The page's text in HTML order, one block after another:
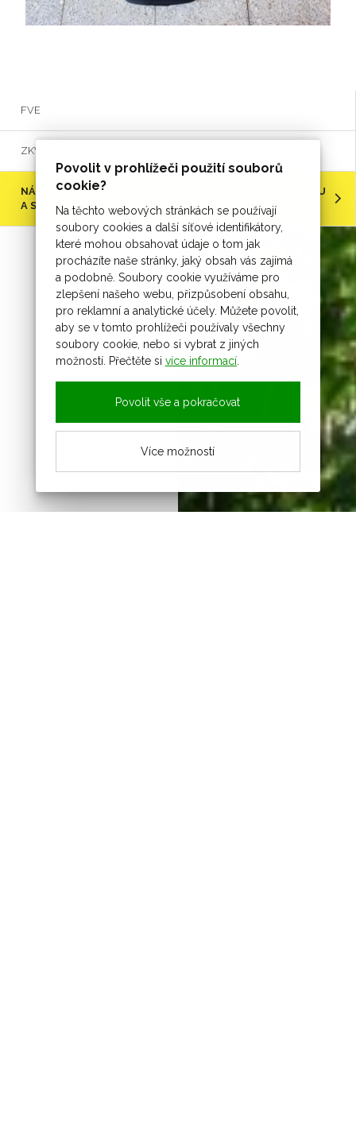
Povolit v prohlížeči použití souborů
cookie?
Na těchto webových stránkách se používají
soubory cookies a další síťové identifikátory,
které mohou obsahovat údaje o tom jak
procházíte naše stránky, jaký obsah vás zajímá
a podobně. Soubory cookie využíváme pro
zlepšení našeho webu, přizpůsobení obsahu,
pro reklamní a analytické účely. Můžete povolit,
aby se v tomto prohlížeči používaly všechny
soubory cookie, nebo si vybrat z jiných
možností. Přečtěte si více informací.
Povolit vše a pokračovat
Více možností
FVE
ZKVALITNĚNÍ VEŘEJNÉHO PROSTRANSTVÍ V ŠAROVECH
NÁKUP AUTOMATIZOVANÉHO EXTERNÍHO DEFIBRILÁTORU
A SADY PRO HAŠENÍ LESNÍCH POŽÁRŮ